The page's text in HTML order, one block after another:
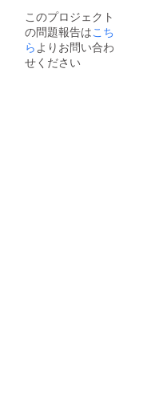
記載の
上メッ
セージ
をいた
だけま
にて応
対可能
です）
にて送
料を有
のでそ
ちらは
ご了承
くださ
ます。
また、
リター
ンの送
付先は
ため、
ヤマト
DM便な
どポス
ト投函
このプロジェクト
の問題報告はこち
らよりお問い合わ
せください